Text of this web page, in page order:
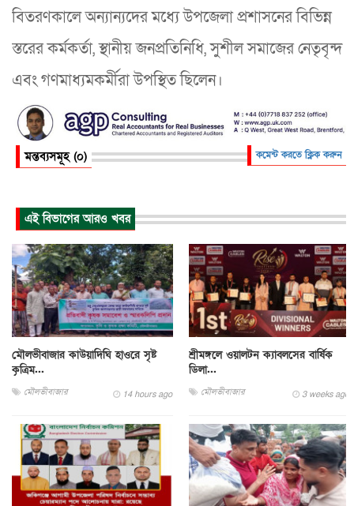
​বিতরণকালে অন্যান্যদের মধ্যে উপজেলা প্রশাসনের বিভিন্ন
স্তরের কর্মকর্তা, স্থানীয় জনপ্রতিনিধি, সুশীল সমাজের নেতৃবৃন্দ
এবং গণমাধ্যমকর্মীরা উপস্থিত ছিলেন।
মন্তব্যসমূহ (০) কমেন্ট করতে ক্লিক করুন
এই বিভাগের আরও খবর
মৌলভীবাজার কাউয়াদিঘি হাওরে সৃষ্ট
কৃত্রিম...
মৌলভীবাজার 14 hours ago
শ্রীমঙ্গলে ওয়ালটন ক্যাবলসের বার্ষিক
ডিলা...
মৌলভীবাজার 3 weeks ago